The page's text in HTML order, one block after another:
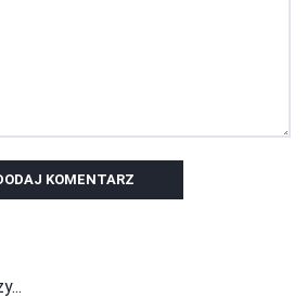
KOMENTARZ